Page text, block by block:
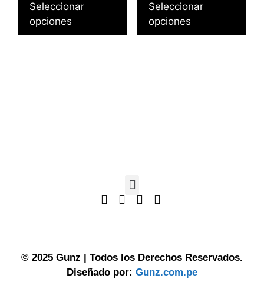
Seleccionar
opciones
Seleccionar
opciones
© 2025 Gunz | Todos los Derechos Reservados.
Diseñado por: Gunz.com.pe